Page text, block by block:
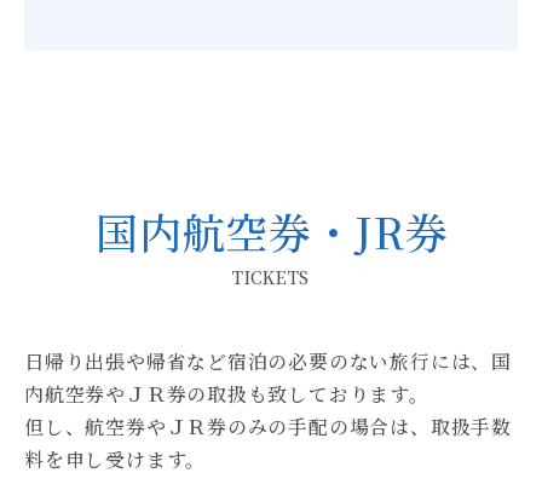
国内航空券・JR券
TICKETS
日帰り出張や帰省など宿泊の必要のない旅行には、国
内航空券やＪＲ券の取扱も致しております。
但し、航空券やＪＲ券のみの手配の場合は、取扱手数
料を申し受けます。